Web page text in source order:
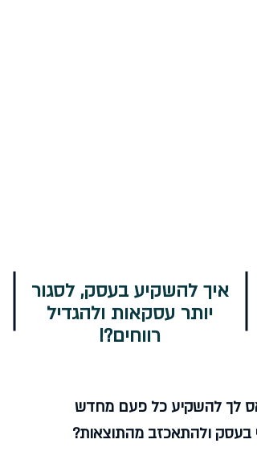
איך להשקיע בעסק, לסגור
יותר עסקאות ולהגדיל
רווחים?!
לך להשקיע כל פעם מחדש
בעסק ולהתאכזב מהתוצאות?